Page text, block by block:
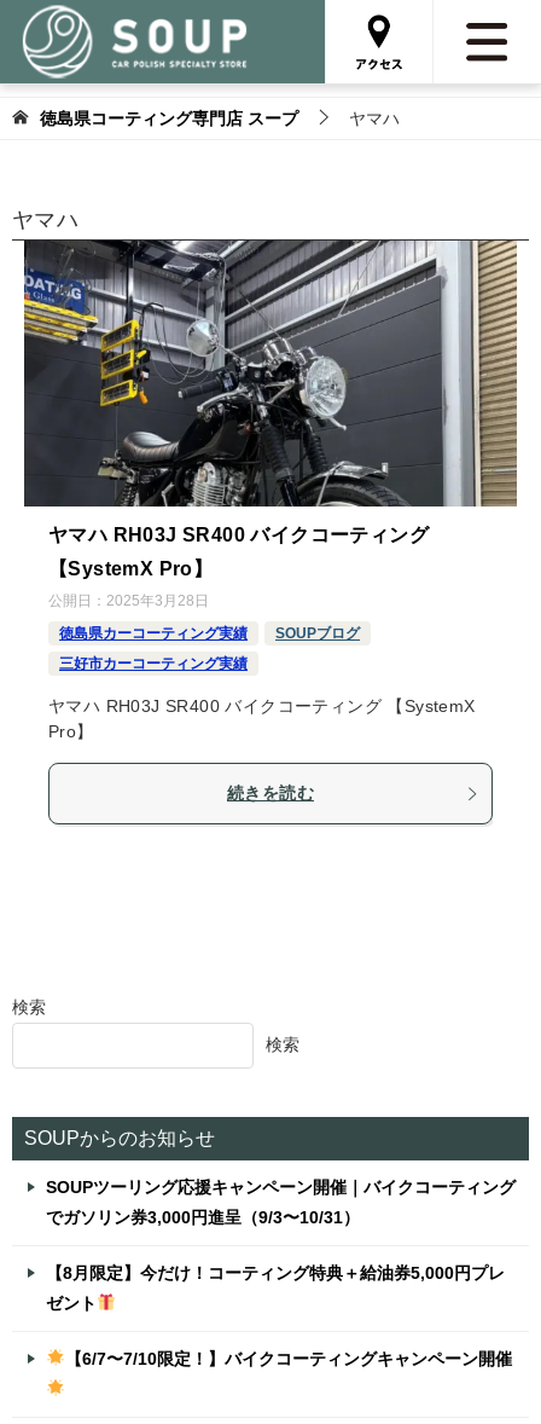
徳島県コーティング専門店 スープ ヤマハ
ヤマハ
ヤマハ RH03J SR400 バイクコーティング
【SystemX Pro】
公開日： 2025年3月28日
徳島県カーコーティング実績
SOUPブログ
三好市カーコーティング実績
ヤマハ RH03J SR400 バイクコーティング 【SystemX
Pro】
続きを読む
検索
検索
SOUPからのお知らせ
SOUPツーリング応援キャンペーン開催｜バイクコーティング
でガソリン券3,000円進呈（9/3〜10/31）
【8月限定】今だけ！コーティング特典＋給油券5,000円プレ
ゼント
【6/7〜7/10限定！】バイクコーティングキャンペーン開催